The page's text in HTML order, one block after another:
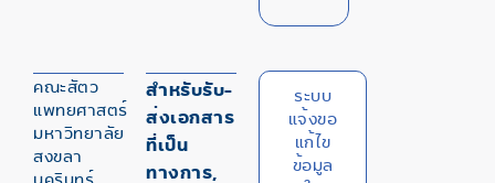
คณะสัตว
แพทยศาสตร์
มหาวิทยาลัย
สงขลา
สำหรับรับ-
ส่งเอกสาร
ที่เป็น
ทางการ,
ระบบ
แจ้งขอ
แก้ไข
ข้อมูล